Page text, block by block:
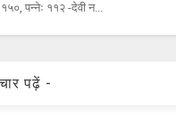
१५०, पन्नेः ११२ -देवी न...
पढ़ें -